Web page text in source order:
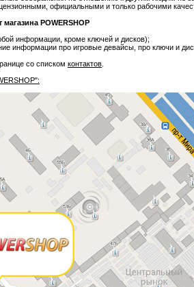
официальными и только рабочими
магазина POWERSHOP
информации, кроме ключей и дисков);
информации про игровые девайсы, про ключи и
со списком контактов